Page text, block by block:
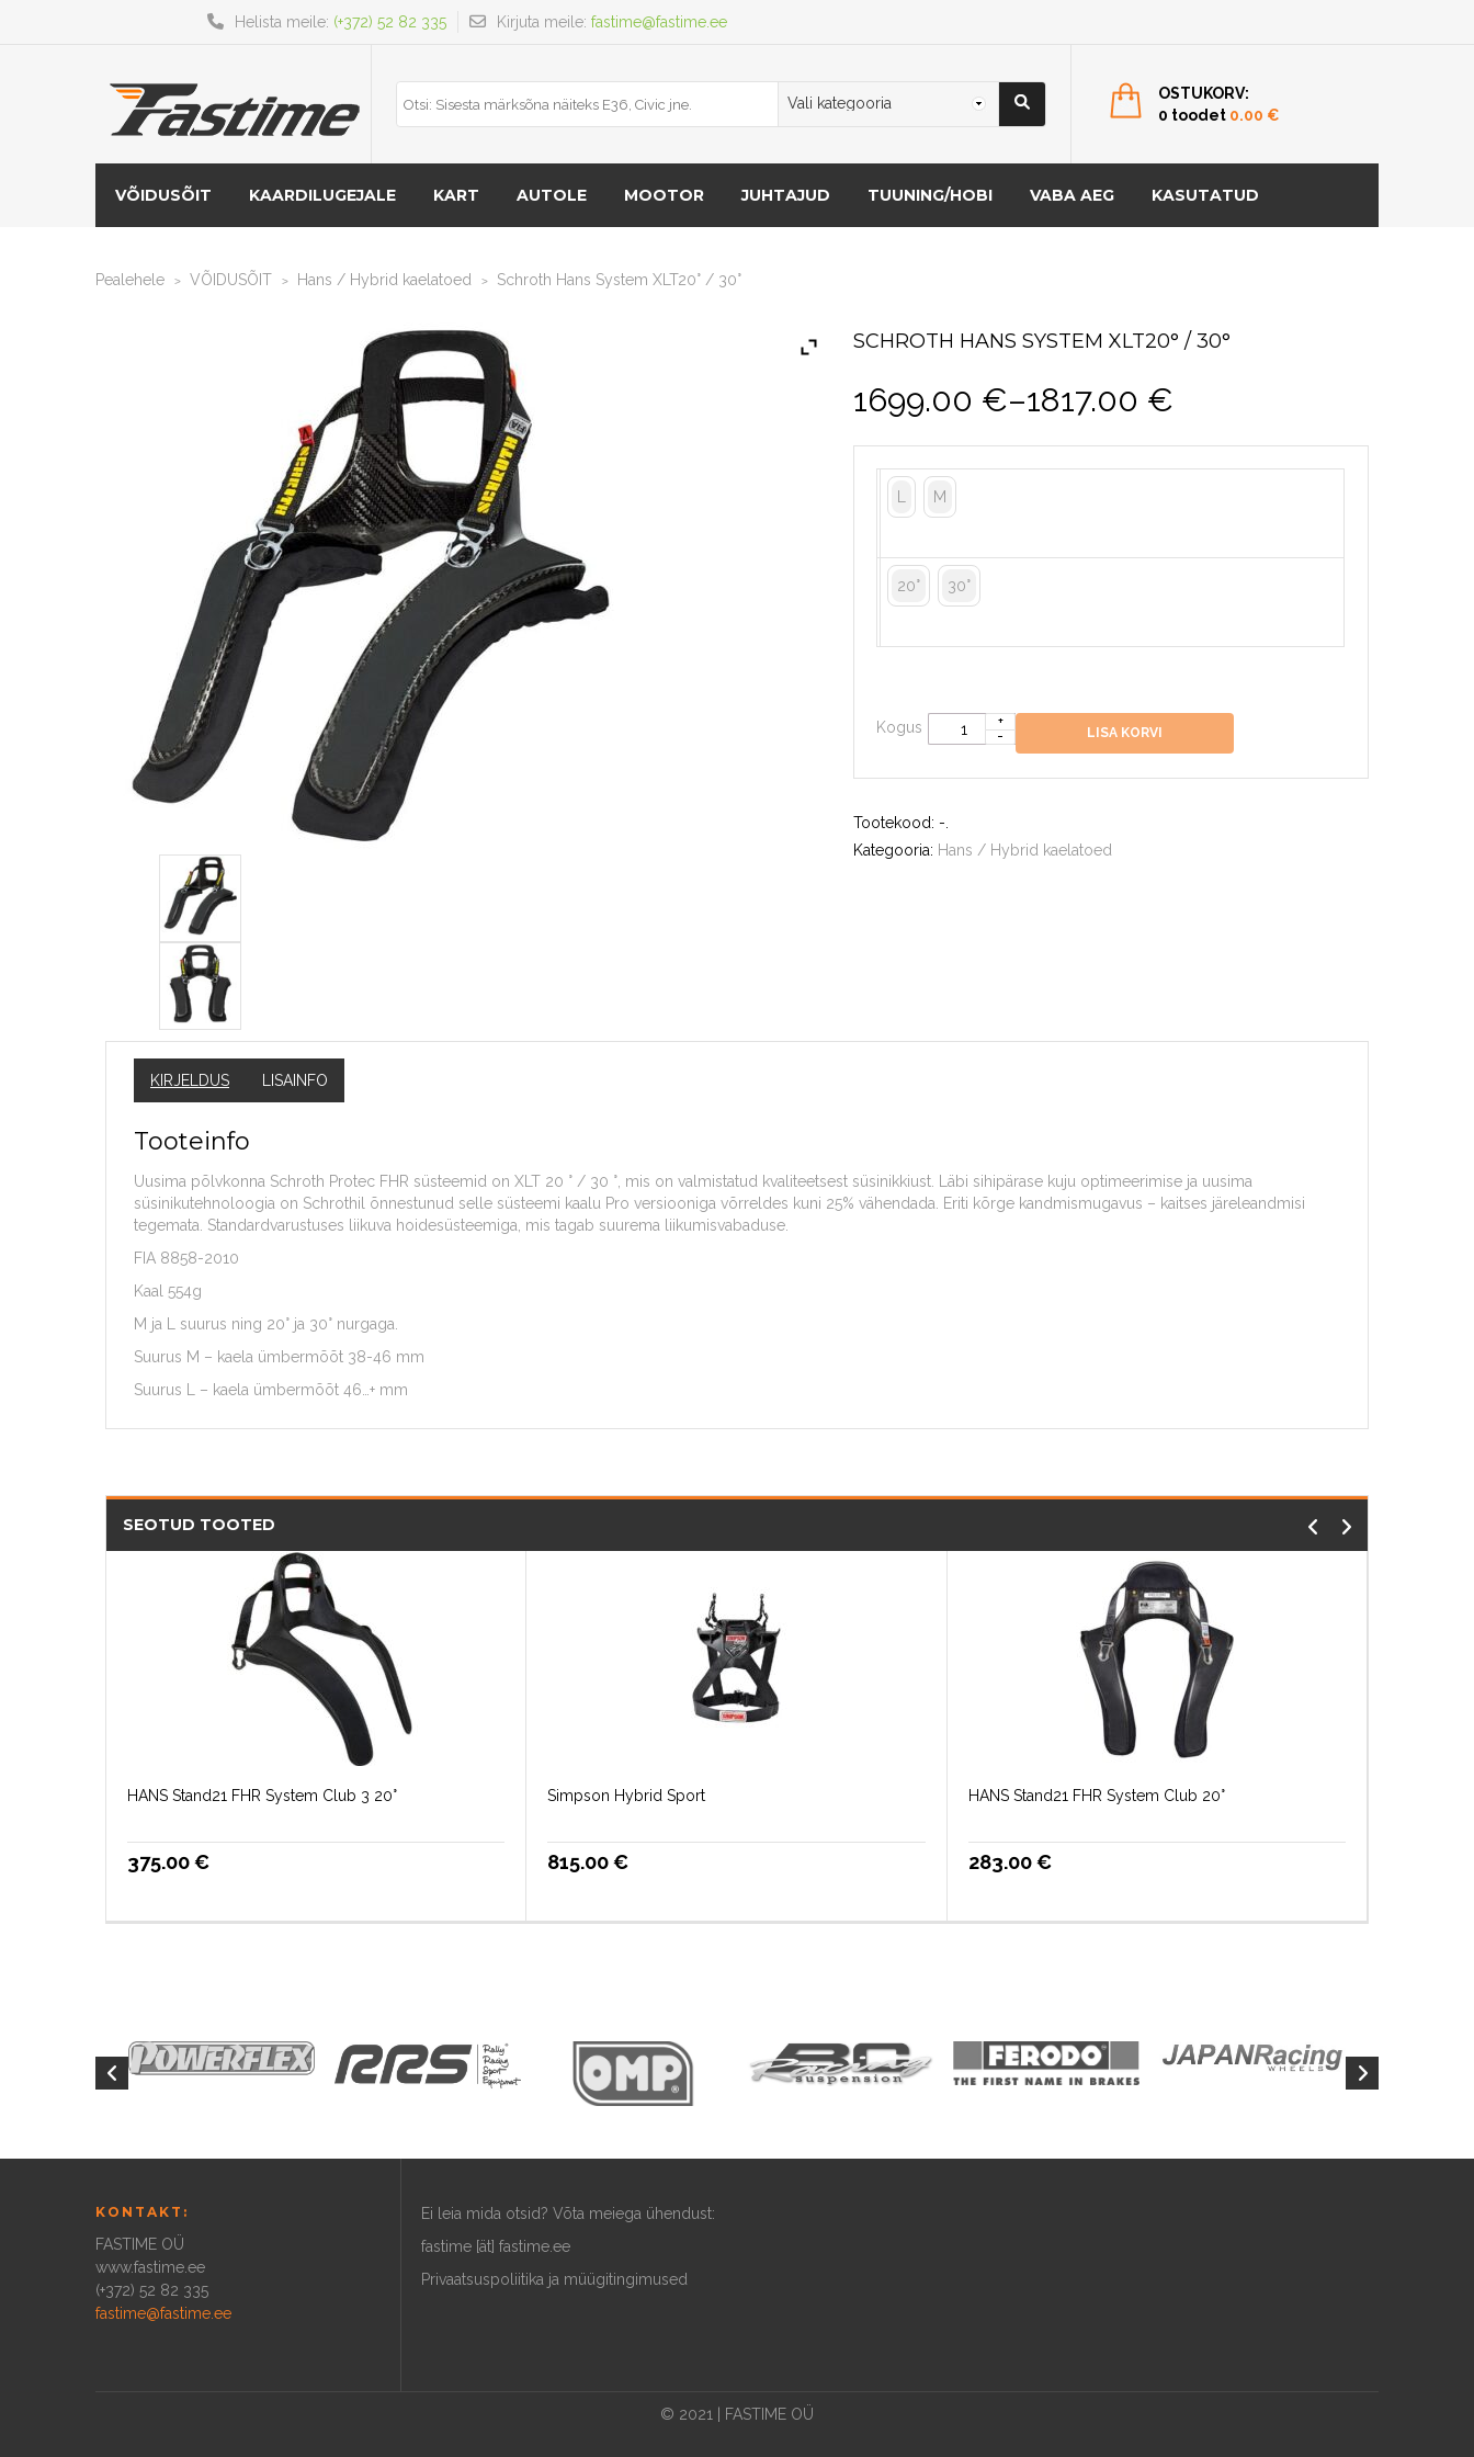
Kirjuta meile: fastime@fastime.ee
Helista meile: (+372) 52 82 335
OSTUKORV:
0 toodet 0.00 €
VÕIDUSÕIT KAARDILUGEJALE KART AUTOLE MOOTOR JUHTAJUD TUUNING/HOBI VABA AEG KASUTATUD
Pealehele > VÕIDUSÕIT > Hans / Hybrid kaelatoed > Schroth Hans System XLT20° / 30°
SCHROTH HANS SYSTEM XLT20° / 30°
1699.00 €–1817.00 €
M
20° 30°
Kogus LISA KORVI
Tootekood: -
Kategooria: Hans / Hybrid kaelatoed
KIRJELDUS LISAINFO
Tooteinfo
Uusima põlvkonna Schroth Protec FHR süsteemid on XLT 20 ° / 30 °, mis on valmistatud kvaliteetsest süsinikkiust. Läbi sihipärase kuju optimeerimise ja uusima
süsinikutehnoloogia on Schrothil õnnestunud selle süsteemi kaalu Pro versiooniga võrreldes kuni 25% vähendada. Eriti kõrge kandmismugavus – kaitses järeleandmisi
tegemata. Standardvarustuses liikuva hoidesüsteemiga, mis tagab suurema liikumisvabaduse.
FIA 8858-2010
Kaal 554g
M ja L suurus ning 20° ja 30° nurgaga.
Suurus M – kaela ümbermõõt 38-46 mm
Suurus L – kaela ümbermõõt 46…+ mm
SEOTUD TOOTED
HANS Stand21 FHR System Club 3 20°
375.00€
Simpson Hybrid Sport
815.00€
HANS Stand21 FHR System Club 20°
283.00€
KONTAKT:
FASTIME OÜ
www.fastime.ee
(+372) 52 82 335
fastime@fastime.ee
Ei leia mida otsid? Võta meiega ühendust:
fastime [ät] fastime.ee
Privaatsuspoliitika ja müügitingimused
© 2021 | FASTIME OÜ